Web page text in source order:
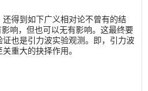
得到如下广义相对论不曾有的结
响，但也可以无有影响。这最终要
也是引力波实验观测。即，引力波
重大的抉择作用。